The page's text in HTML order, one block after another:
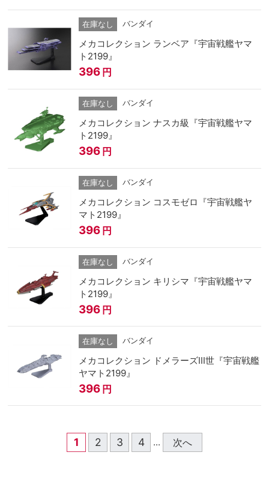
在庫なし バンダイ
メカコレクション ランベア『宇宙戦艦ヤマ
ト2199』
396 円
在庫なし バンダイ
メカコレクション ナスカ級『宇宙戦艦ヤマ
ト2199』
396 円
在庫なし バンダイ
メカコレクション コスモゼロ『宇宙戦艦ヤ
マト2199』
396 円
在庫なし バンダイ
メカコレクション キリシマ『宇宙戦艦ヤマ
ト2199』
396 円
在庫なし バンダイ
メカコレクション ドメラーズⅢ世『宇宙戦艦
ヤマト2199』
396 円
1 2 3 4 ... 次へ